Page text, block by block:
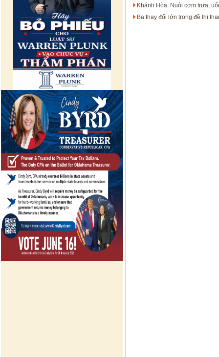
Khánh Hòa: Nuôi cơm trưa,
Ba thay đổi lớn trong đề thi